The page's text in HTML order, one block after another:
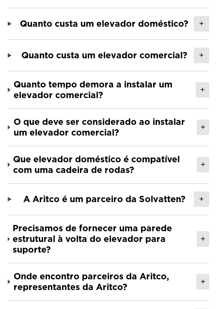
Quanto custa um elevador doméstico? +
Quanto custa um elevador comercial? +
Quanto tempo demora a instalar um
elevador comercial?
+
O que deve ser considerado ao instalar
um elevador comercial?
+
Que elevador doméstico é compatível
com uma cadeira de rodas?
+
A Aritco é um parceiro da Solvatten? +
Precisamos de fornecer uma parede
estrutural à volta do elevador para
suporte?
+
Onde encontro parceiros da Aritco,
representantes da Aritco?
+